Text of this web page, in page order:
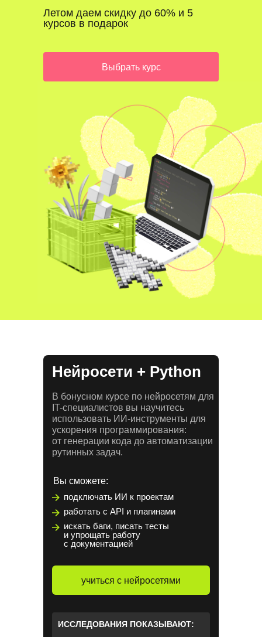
Летом даем скидку до 60% и 5
курсов в подарок
Выбрать курс
Нейросети + Python
В бонусном курсе по нейросетям для
IT-специалистов вы научитесь
использовать ИИ-инструменты для
ускорения программирования:
от генерации кода до автоматизации
рутинных задач.
учиться с нейросетями
ИССЛЕДОВАНИЯ ПОКАЗЫВАЮТ:
Вы сможете:
подключать ИИ к проектам
работать с API и плагинами
искать баги, писать тесты
и упрощать работу
с документацией